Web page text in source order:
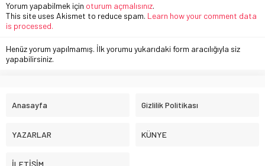
Yorum yapabilmek için oturum açmalısınız.
This site uses Akismet to reduce spam. Learn how your comment data
is processed.
Henüz yorum yapılmamış. İlk yorumu yukarıdaki form aracılığıyla siz
yapabilirsiniz.
Anasayfa Gizlilik Politikası
YAZARLAR KÜNYE
İLETİŞİM